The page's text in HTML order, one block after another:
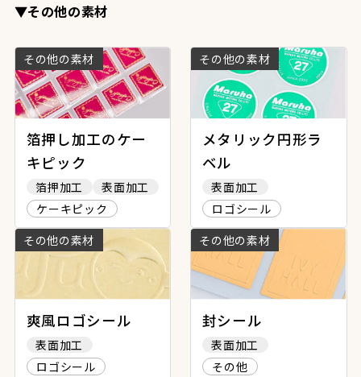
▼その他の素材
その他の素材
箔押し加工のケー
キピック
箔押加工
表面加工
ケーキピック
その他の素材
メタリック円形ラ
ベル
表面加工
ロゴシール
その他の素材
爽風ロゴシール
表面加工
ロゴシール
その他の素材
封シール
表面加工
その他